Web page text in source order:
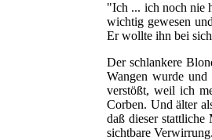
"Ich ... ich noch nie
wichtig gewesen
Er wollte ihn bei
Der schlankere
Wangen wurde
verstößt, weil ich
Corben. Und älter
daß dieser
sichtbare Verwirrung.